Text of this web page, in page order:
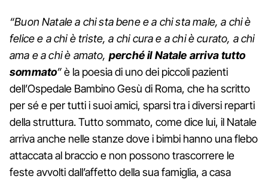
“Buon Natale a chi sta bene e a chi sta male, a chi è
felice e a chi è triste, a chi cura e a chi è curato, a chi
ama e a chi è amato, perché il Natale arriva tutto
sommato”è la poesia di uno dei piccoli pazienti
dell’Ospedale Bambino Gesù di Roma, che ha scritto
per sé e per tutti i suoi amici, sparsi tra i diversi reparti
della struttura. Tutto sommato, come dice lui, il Natale
arriva anche nelle stanze dove i bimbi hanno una flebo
attaccata al braccio e non possono trascorrere le
feste avvolti dall’affetto della sua famiglia, a casa